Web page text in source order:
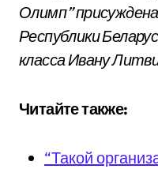
Олимп”
Республики
класса Ивану
Читайте также:
“Такой